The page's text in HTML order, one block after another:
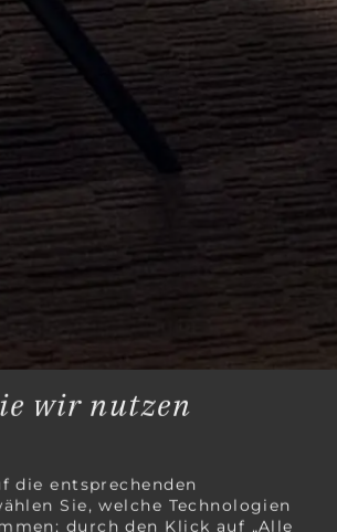
wir nutzen
die entsprechenden
Sie, welche Technologien
durch den Klick auf „Alle